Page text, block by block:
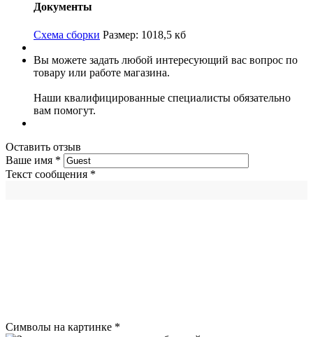
Документы
Схема сборки Размер: 1018,5 кб
Вы можете задать любой интересующий вас вопрос по
товару или работе магазина.
Наши квалифицированные специалисты обязательно
вам помогут.
Оставить отзыв
Ваше имя *
Текст сообщения *
Символы на картинке *